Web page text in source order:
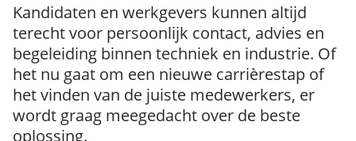
Kandidaten en werkgevers kunnen altijd
terecht voor persoonlijk contact, advies en
begeleiding binnen techniek en industrie. Of
het nu gaat om een nieuwe carrièrestap of
het vinden van de juiste medewerkers, er
wordt graag meegedacht over de beste
oplossing.